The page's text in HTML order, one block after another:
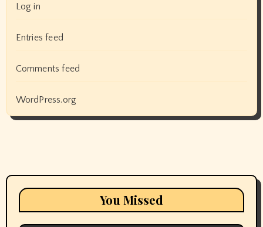
Log in
Entries feed
Comments feed
WordPress.org
You Missed